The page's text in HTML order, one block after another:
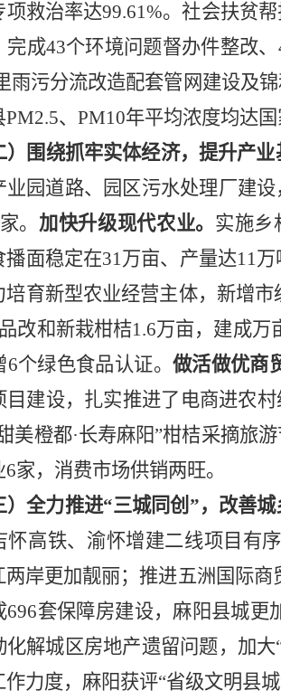
项救治率达99.61%。社会扶贫
完成43个环境问题督办件整改、
雨污分流改造配套管网建设及
PM2.5、 PM10年平均浓度均达
）围绕抓牢实体经济，提升产
业园道路、园区污水处理厂建
家。 加快升级现代农业。 实施乡
播面稳定在31万亩、产量达11万
培育新型农业经营主体，新增市
改和新栽柑桔1.6万亩，建成万
6个绿色食品认证。 做活做优商
目建设，扎实推进了电商进农
美橙都·长寿麻阳”柑桔采摘旅
6家，消费市场供销两旺。
）全力推进“三城同创”，改善
怀高铁、渝怀增建二线项目有
两岸更加靓丽；推进五洲国际
696套保障房建设，麻阳县城更
化解城区房地产遗留问题，加大
作力度，麻阳获评“省级文明县